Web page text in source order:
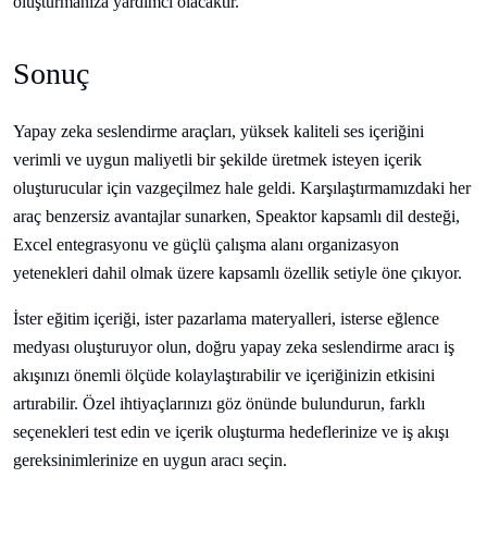
Sonuç
Yapay zeka seslendirme araçları, yüksek kaliteli ses içeriğini
verimli ve uygun maliyetli bir şekilde üretmek isteyen içerik
oluşturucular için vazgeçilmez hale geldi. Karşılaştırmamızdaki her
araç benzersiz avantajlar sunarken, Speaktor kapsamlı dil desteği,
Excel entegrasyonu ve güçlü çalışma alanı organizasyon
yetenekleri dahil olmak üzere kapsamlı özellik setiyle öne çıkıyor.
İster eğitim içeriği, ister pazarlama materyalleri, isterse eğlence
medyası oluşturuyor olun, doğru yapay zeka seslendirme aracı iş
akışınızı önemli ölçüde kolaylaştırabilir ve içeriğinizin etkisini
artırabilir. Özel ihtiyaçlarınızı göz önünde bulundurun, farklı
seçenekleri test edin ve içerik oluşturma hedeflerinize ve iş akışı
gereksinimlerinize en uygun aracı seçin.